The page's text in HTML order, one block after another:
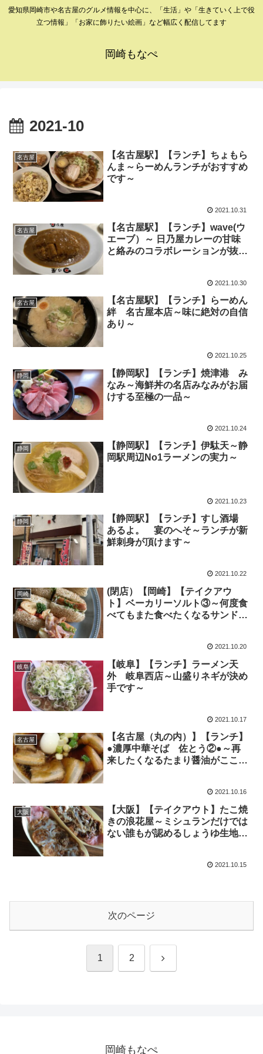
愛知県岡崎市や名古屋のグルメ情報を中心に、「生活」や「生きていく上で役
立つ情報」「お家に飾りたい絵画」など幅広く配信してます
岡崎もなぺ
2021-10
名古屋
【名古屋駅】【ランチ】ちょもら
んま～らーめんランチがおすすめ
です～
2021.10.31
名古屋
【名古屋駅】【ランチ】wave(ウ
エーブ）～ 日乃屋カレーの甘味
と絡みのコラボレーションが抜群
2021.10.30
名古屋
【名古屋駅】【ランチ】らーめん
絆 名古屋本店～味に絶対の自信
あり～
2021.10.25
静岡
【静岡駅】【ランチ】焼津港 み
なみ～海鮮丼の名店みなみがお届
けする至極の一品～
2021.10.24
静岡
【静岡駅】【ランチ】伊駄天～静
岡駅周辺No1ラーメンの実力～
2021.10.23
静岡
【静岡駅】【ランチ】すし酒場
あるよ。 宴のへそ～ランチが新
鮮刺身が頂けます～
2021.10.22
岡崎
(閉店）【岡崎】【テイクアウ
ト】ベーカリーソルト③～何度食
べてもまた食べたくなるサンドイ
2021.10.20
岐阜
【岐阜】【ランチ】ラーメン天
外 岐阜西店～山盛りネギが決め
手です～
2021.10.17
名古屋
【名古屋（丸の内）】【ランチ】
●濃厚中華そば 佐とう②●～再
来したくなるたまり醤油がここに
2021.10.16
大阪
【大阪】【テイクアウト】たこ焼
きの浪花屋～ミシュランだけでは
ない誰もが認めるしょうゆ生地の
2021.10.15
次のページ
1 2 次
岡崎もなぺ